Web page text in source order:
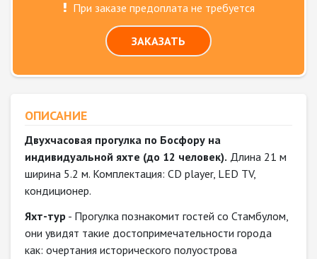
При заказе предоплата не требуется
ЗАКАЗАТЬ
ОПИСАНИЕ
Двухчасовая прогулка по Босфору на
индивидуальной яхте (до 12 человек). Длина 21 м
ширина 5.2 м. Комплектация: CD player, LED TV,
кондиционер.
Яхт-тур - Прогулка познакомит гостей со Стамбулом,
они увидят такие достопримечательности города
как: очертания исторического полуострова